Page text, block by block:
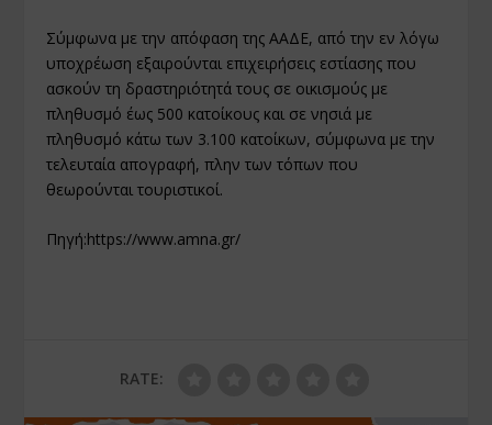
Σύμφωνα με την απόφαση της ΑΑΔΕ, από την εν λόγω
υποχρέωση εξαιρούνται επιχειρήσεις εστίασης που
ασκούν τη δραστηριότητά τους σε οικισμούς με
πληθυσμό έως 500 κατοίκους και σε νησιά με
πληθυσμό κάτω των 3.100 κατοίκων, σύμφωνα με την
τελευταία απογραφή, πλην των τόπων που
θεωρούνται τουριστικοί.
Πηγή:https://www.amna.gr/
RATE: